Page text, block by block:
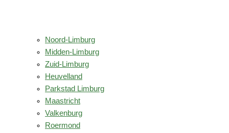
Noord-Limburg
Midden-Limburg
Zuid-Limburg
Heuvelland
Parkstad Limburg
Maastricht
Valkenburg
Roermond